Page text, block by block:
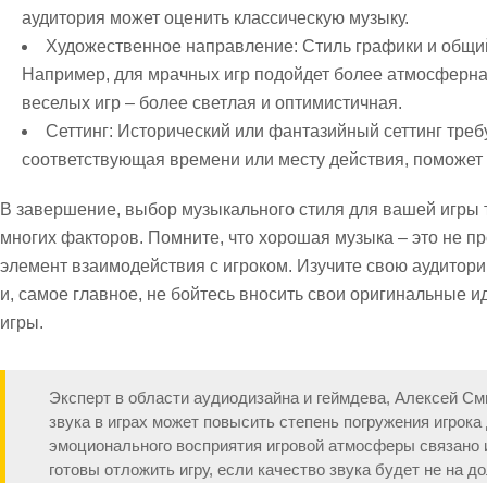
аудитория может оценить классическую музыку.
Художественное направление: Стиль графики и
Например, для мрачных игр подойдет более
веселых игр – более светлая и оптимистичная.
Сеттинг: Исторический или фантазийный сеттинг
соответствующая времени или месту действия, поможет
В завершение, выбор музыкального стиля для вашей игры
многих факторов. Помните, что хорошая музыка – это не
элемент взаимодействия с игроком. Изучите свою
и, самое главное, не бойтесь вносить свои оригинальные
игры.
Эксперт в области аудиодизайна и геймдева, Алексей
звука в играх может повысить степень погружения
эмоционального восприятия игровой атмосферы
готовы отложить игру, если качество звука будет не на